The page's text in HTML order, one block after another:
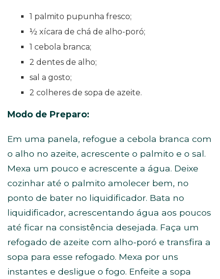
1 palmito pupunha fresco;
½ xícara de chá de alho-poró;
1 cebola branca;
2 dentes de alho;
sal a gosto;
2 colheres de sopa de azeite.
Modo de Preparo:
Em uma panela, refogue a cebola branca com
o alho no azeite, acrescente o palmito e o sal.
Mexa um pouco e acrescente a água. Deixe
cozinhar até o palmito amolecer bem, no
ponto de bater no liquidificador. Bata no
liquidificador, acrescentando água aos poucos
até ficar na consistência desejada. Faça um
refogado de azeite com alho-poró e transfira a
sopa para esse refogado. Mexa por uns
instantes e desligue o fogo. Enfeite a sopa